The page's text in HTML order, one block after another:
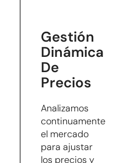
Gestión
Dinámica
De
Precios
Analizamos
continuamente
el mercado
para ajustar
los precios y